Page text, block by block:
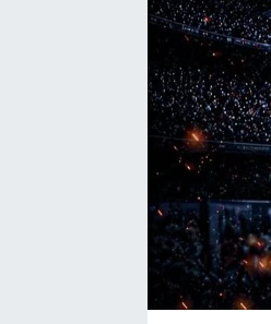
Dans Sporları
Dövüş Sanatı